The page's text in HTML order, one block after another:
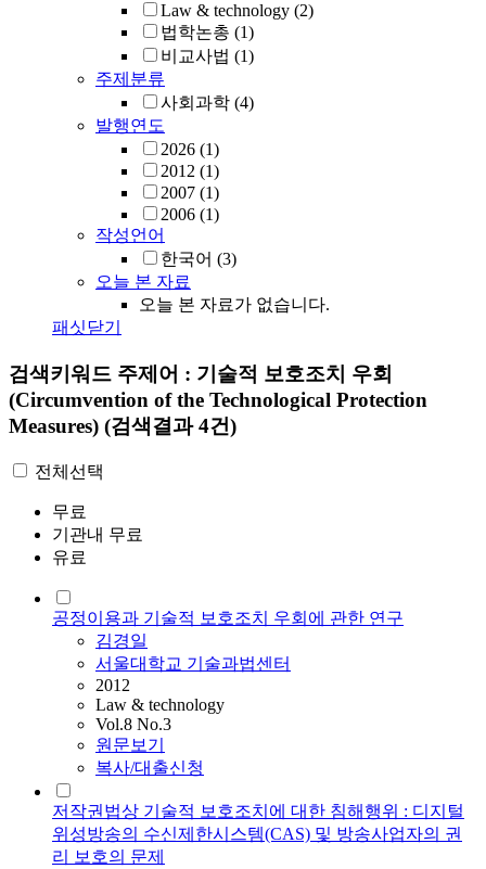
Law & technology (2)
법학논총 (1)
비교사법 (1)
주제분류
사회과학 (4)
발행연도
2026 (1)
2012 (1)
2007 (1)
2006 (1)
작성언어
한국어 (3)
오늘 본 자료
오늘 본 자료가 없습니다.
패싯닫기
검색키워드 주제어 : 기술적 보호조치 우회
(Circumvention of the Technological Protection
Measures) (검색결과 4건)
전체선택
무료
기관내 무료
유료
공정이용과 기술적 보호조치 우회에 관한 연구
김경일
서울대학교 기술과법센터
2012
Law & technology
Vol.8 No.3
원문보기
복사/대출신청
저작권법상 기술적 보호조치에 대한 침해행위 : 디지털
위성방송의 수신제한시스템(CAS) 및 방송사업자의 권
리 보호의 문제